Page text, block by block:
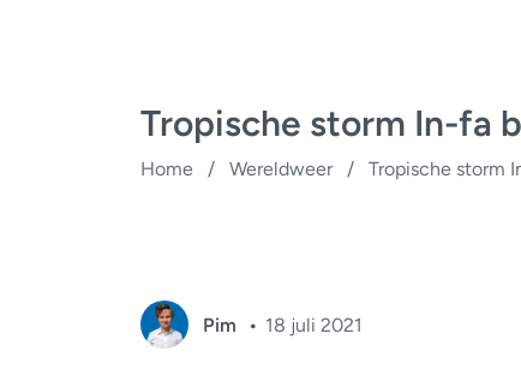
Tropische storm In-fa
Home / Wereldweer / Tropische storm
Pim 18 juli 2021